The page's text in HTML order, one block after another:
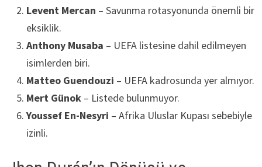
Levent Mercan – Savunma rotasyonunda önemli bir
eksiklik.
Anthony Musaba – UEFA listesine dahil edilmeyen
isimlerden biri.
Matteo Guendouzi – UEFA kadrosunda yer almıyor.
Mert Günok– Listede bulunmuyor.
Youssef En-Nesyri – Afrika Uluslar Kupası sebebiyle
izinli.